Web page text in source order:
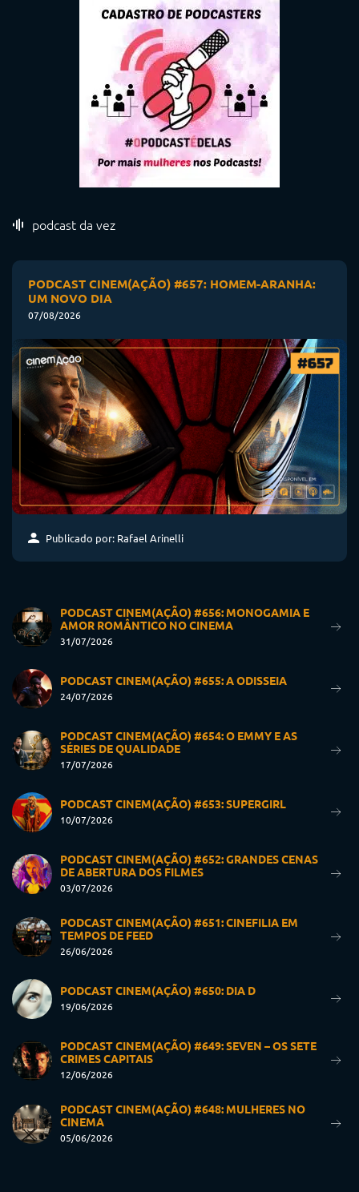
podcast da vez
PODCAST CINEM(AÇÃO) #657: HOMEM-ARANHA:
UM NOVO DIA
07/08/2026
Publicado por: Rafael Arinelli
PODCAST CINEM(AÇÃO) #656: MONOGAMIA E
AMOR ROMÂNTICO NO CINEMA
31/07/2026
PODCAST CINEM(AÇÃO) #655: A ODISSEIA
24/07/2026
PODCAST CINEM(AÇÃO) #654: O EMMY E AS
SÉRIES DE QUALIDADE
17/07/2026
PODCAST CINEM(AÇÃO) #653: SUPERGIRL
10/07/2026
PODCAST CINEM(AÇÃO) #652: GRANDES CENAS
DE ABERTURA DOS FILMES
03/07/2026
PODCAST CINEM(AÇÃO) #651: CINEFILIA EM
TEMPOS DE FEED
26/06/2026
PODCAST CINEM(AÇÃO) #650: DIA D
19/06/2026
PODCAST CINEM(AÇÃO) #649: SEVEN – OS SETE
CRIMES CAPITAIS
12/06/2026
PODCAST CINEM(AÇÃO) #648: MULHERES NO
CINEMA
05/06/2026